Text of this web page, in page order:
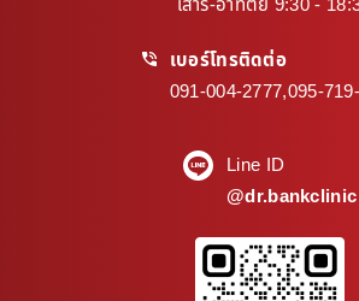
เสาร์-อาทิตย์ 9:30 -
เบอร์โทรติดต่อ
091-004-2777,095-
Line ID
@dr.bankclinic